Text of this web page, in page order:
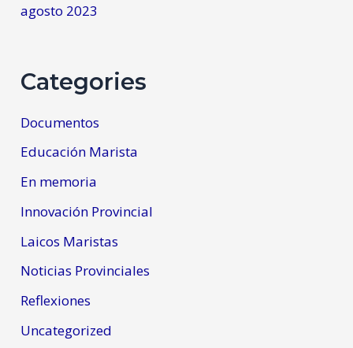
agosto 2023
Categories
Documentos
Educación Marista
En memoria
Innovación Provincial
Laicos Maristas
Noticias Provinciales
Reflexiones
Uncategorized